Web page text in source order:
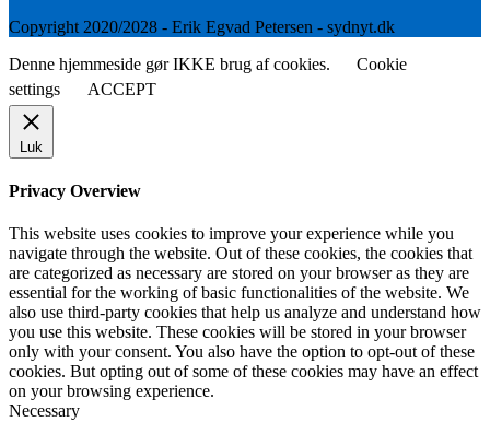
Copyright 2020/2028 - Erik Egvad Petersen - sydnyt.dk
Denne hjemmeside gør IKKE brug af cookies.
Cookie
settings
ACCEPT
Luk
Privacy Overview
This website uses cookies to improve your experience while you
navigate through the website. Out of these cookies, the cookies that
are categorized as necessary are stored on your browser as they are
essential for the working of basic functionalities of the website. We
also use third-party cookies that help us analyze and understand how
you use this website. These cookies will be stored in your browser
only with your consent. You also have the option to opt-out of these
cookies. But opting out of some of these cookies may have an effect
on your browsing experience.
Necessary